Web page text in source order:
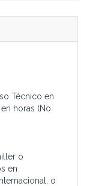
Técnico en
horas (No
o
en
o